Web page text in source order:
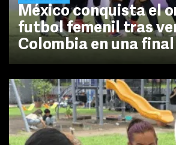
México conquista el
futbol femenil tras
Colombia en una